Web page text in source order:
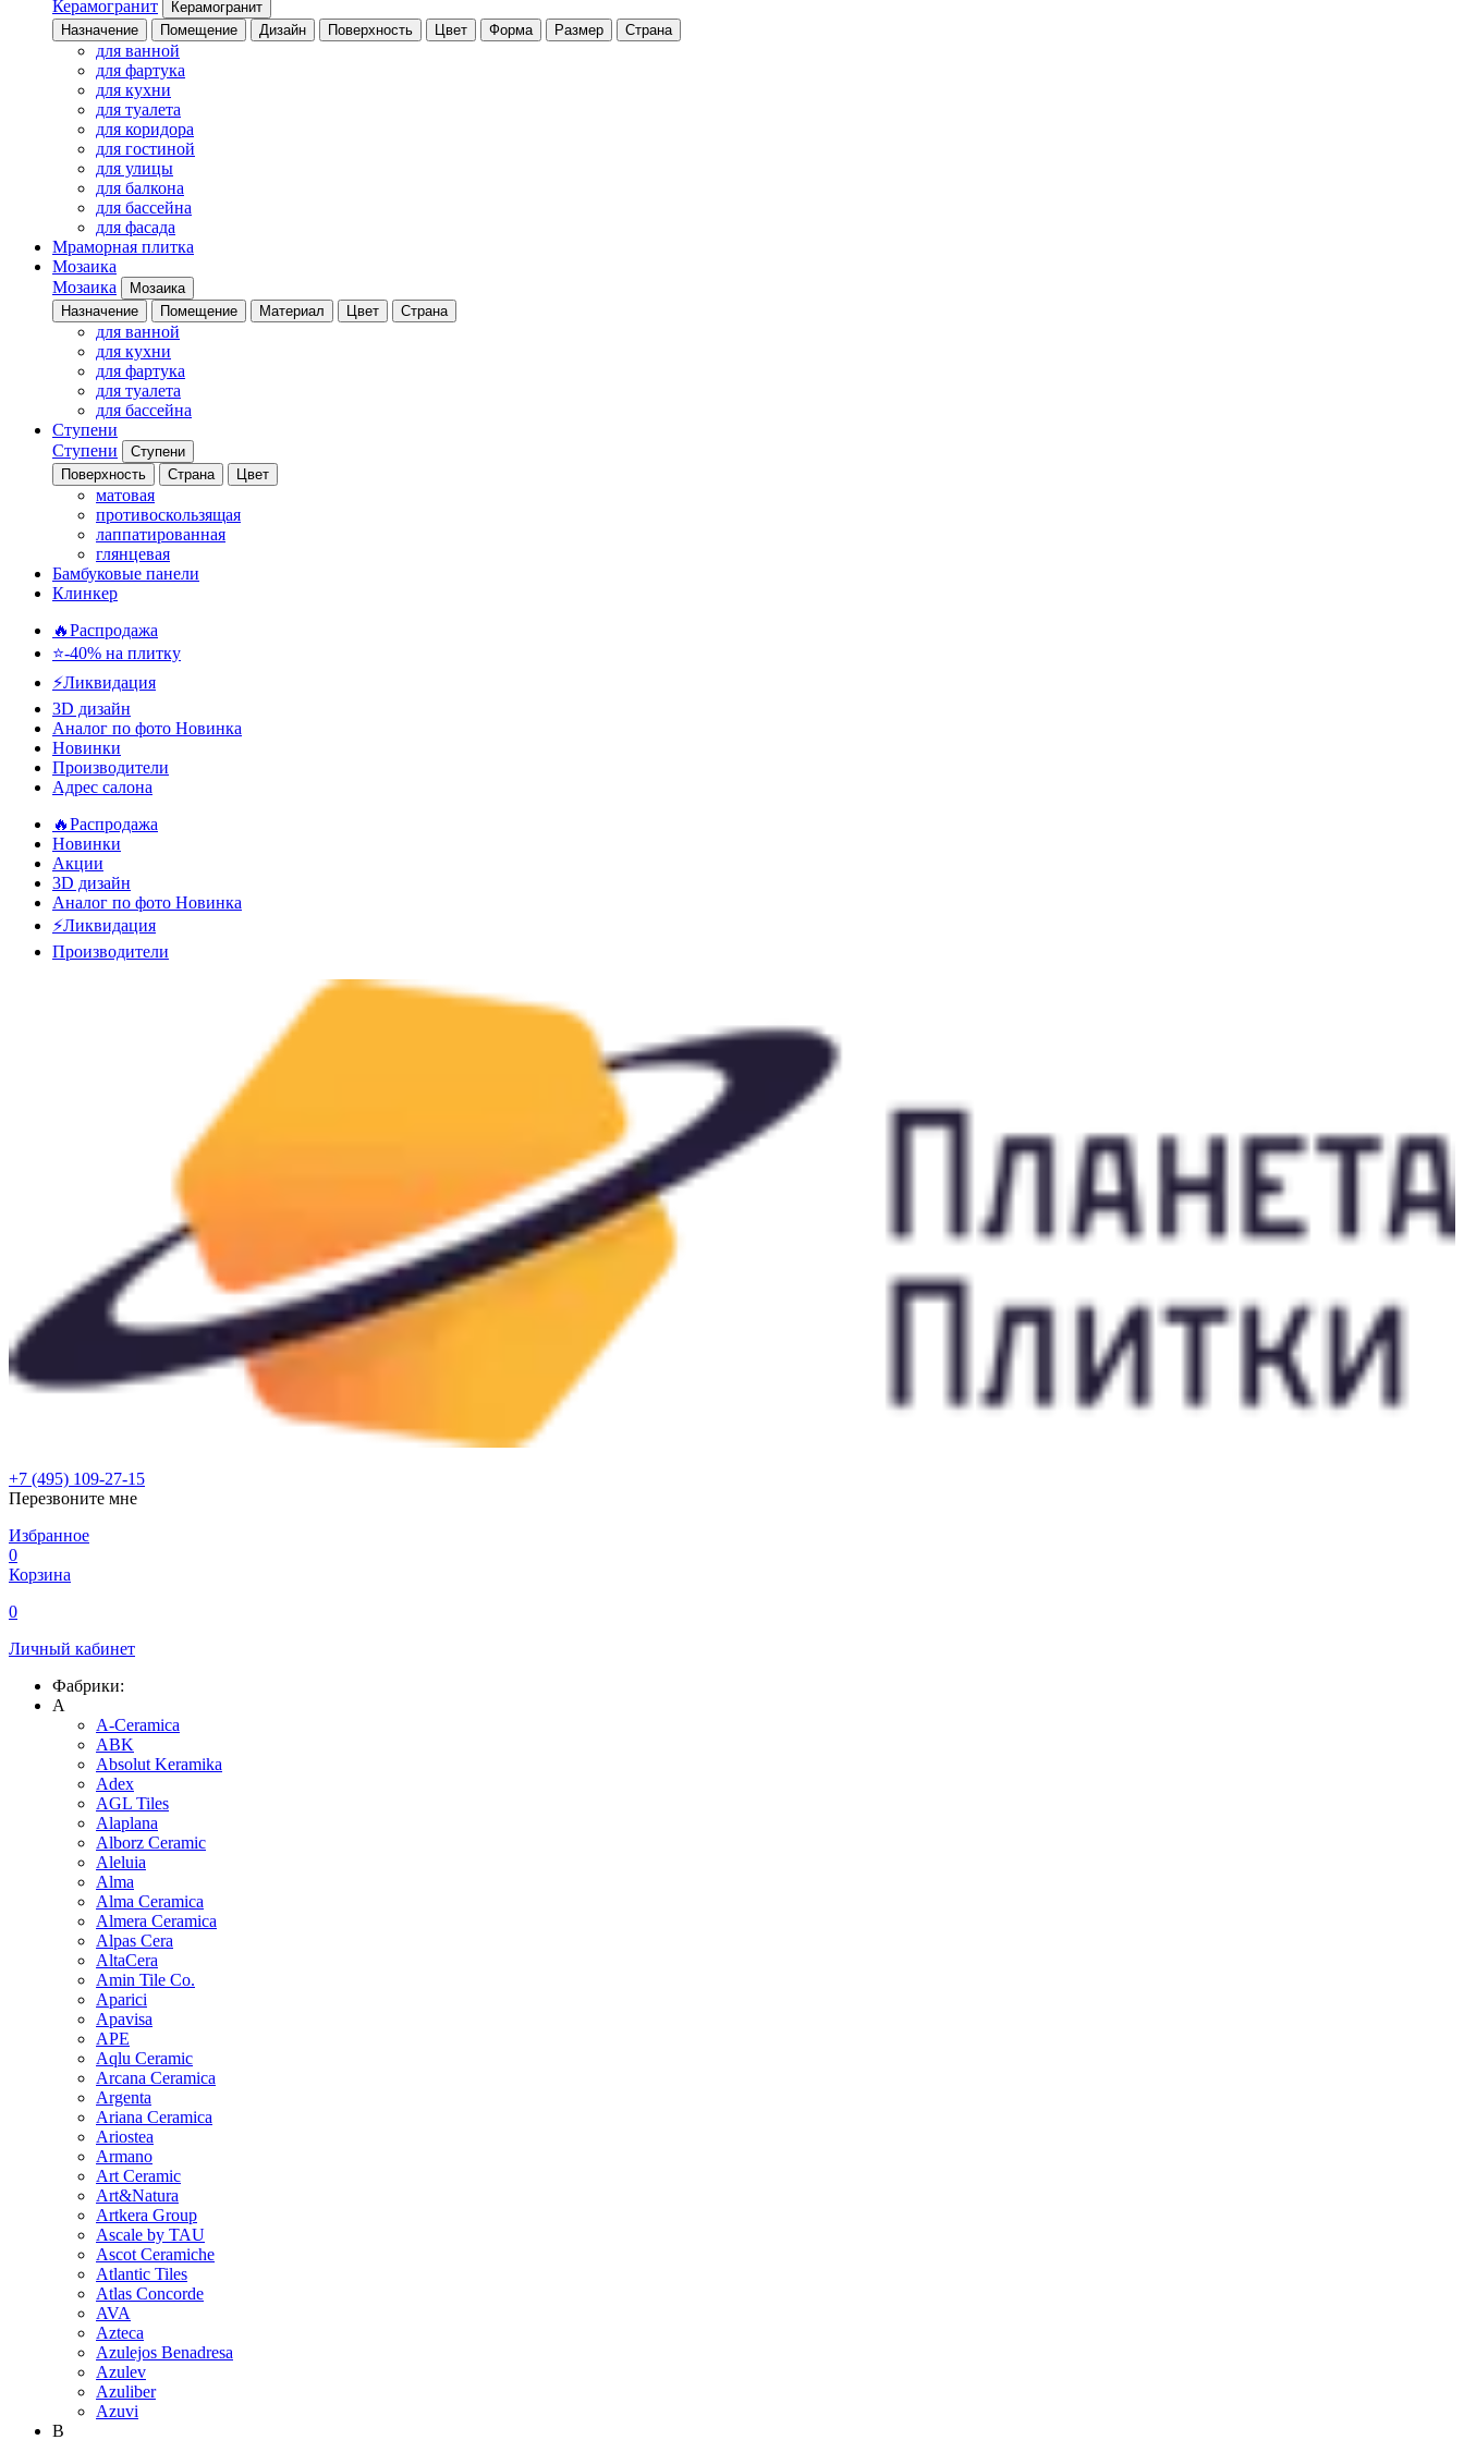
Керамогранит
Керамогранит
Назначение
Помещение Дизайн Поверхность Цвет Форма Размер Страна
для ванной
для фартука
для кухни
для туалета
для коридора
для гостиной
для улицы
для балкона
для бассейна
для фасада
Мраморная плитка
Мозаика
Мозаика
Мозаика
Назначение
Помещение Материал Цвет Страна
для ванной
для кухни
для фартука
для туалета
для бассейна
Ступени
Ступени
Ступени
Поверхность
Страна Цвет
матовая
противоскользящая
лаппатированная
глянцевая
Бамбуковые панели
Клинкер
🔥Распродажа
⭐-40% на плитку
⚡️Ликвидация
3D дизайн
Аналог по фото Новинка
Новинки
Производители
Адрес салона
🔥Распродажа
Новинки
Акции
3D дизайн
Аналог по фото Новинка
⚡Ликвидация
Производители
+7 (495) 109-27-15
Перезвоните мне
Избранное
0
Корзина
0
Личный кабинет
Фабрики:
A
A-Ceramica
ABK
Absolut Keramika
Adex
AGL Tiles
Alaplana
Alborz Ceramic
Aleluia
Alma
Alma Ceramica
Almera Ceramica
Alpas Cera
AltaCera
Amin Tile Co.
Aparici
Apavisa
APE
Aqlu Ceramic
Arcana Ceramica
Argenta
Ariana Ceramica
Ariostea
Armano
Art Ceramic
Art&Natura
Artkera Group
Ascale by TAU
Ascot Ceramiche
Atlantic Tiles
Atlas Concorde
AVA
Azteca
Azulejos Benadresa
Azulev
Azuliber
Azuvi
B